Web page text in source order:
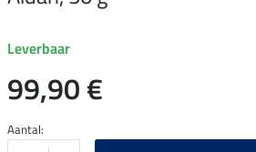
Leverbaar
99,90 €
Aantal: